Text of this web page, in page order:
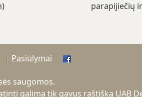
parapijiečių
Pasiūlymai
saugomos.
galima tik gavus raštišką UAB